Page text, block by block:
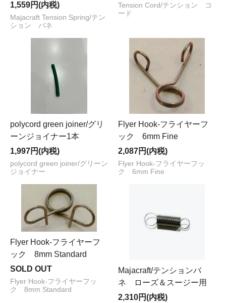
1,559円(内税)
Majacraft Tension Spring/テン
ション バネ
Tension Cord/テンション コ
ード
polycord green joiner/グリ
ーンジョイナー1本
1,997円(内税)
polycord green joiner/グリーン
ジョイナー
Flyer Hook-フライヤーフ
ック 6mm Fine
2,087円(内税)
Flyer Hook-フライヤーフッ
ク 6mm Fine
Flyer Hook-フライヤーフ
ック 8mm Standard
SOLD OUT
Flyer Hook-フライヤーフッ
ク 8mm Standard
Majacraft/テンションバ
ネ ローズ＆スージー用
2,310円(内税)